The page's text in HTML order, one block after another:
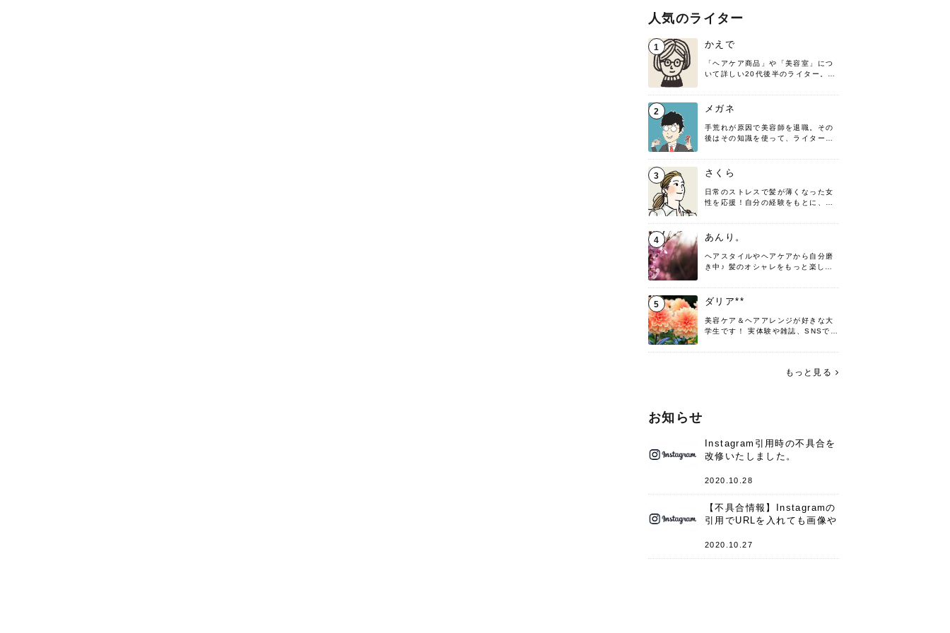
人気のライター
1 かえで
「ヘアケア商品」や「美容室」につ
いて詳しい20代後半のライター。楽
す！
2 メガネ
手荒れが原因で美容師を退職。その
後はその知識を使って、ライターと
髪の知識をわかりやすく紹介しま
す！
3 さくら
日常のストレスで髪が薄くなった女
性を応援！自分の経験をもとに、執
4 あんり。
ヘアスタイルやヘアケアから自分磨
き中♪ 髪のオシャレをもっと楽しめ
♡ 役立つ情報をお届けできるように
頑張ります！よろしくお願いしま
5 ダリア**
美容ケア＆ヘアアレンジが好きな大
学生です！ 実体験や雑誌、SNSで知
す。 これからよろしくお願いします
もっと見る
お知らせ
Instagram引用時の不具合を
改修いたしました。
2020.10.28
【不具合情報】Instagramの
引用でURLを入れても画像や
件
2020.10.27